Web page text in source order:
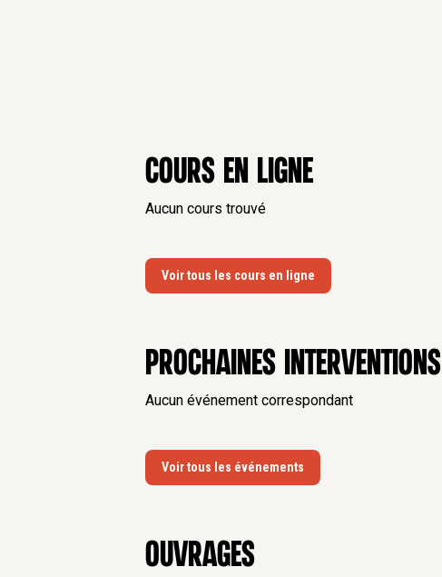
Cours en ligne
Aucun cours trouvé
Voir tous les cours en ligne
Prochaines interventions
Aucun événement correspondant
Voir tous les événements
Ouvrages